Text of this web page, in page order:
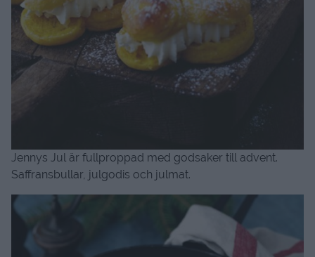
Jennys Jul är fullproppad med godsaker till advent.
Saffransbullar, julgodis och julmat.